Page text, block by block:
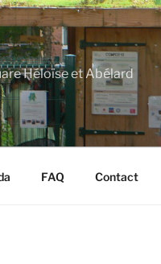
Héloïse et Abélard
FAQ Contact